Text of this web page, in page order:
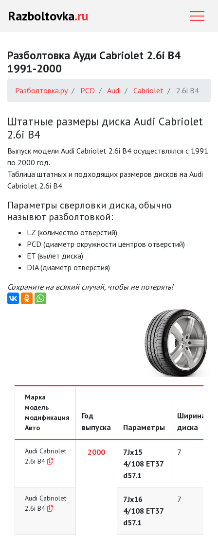
Razboltovka.ru
Разболтовка Ауди Cabriolet 2.6i B4
1991-2000
Разболтовка.ру PCD Audi Cabriolet 2.6i B4
Штатные размеры диска Audi Cabriolet
2.6i B4
Выпуск модели Audi Cabriolet 2.6i B4 осуществлялся с 1991
по 2000 год.
Таблица штатных и подходящих размеров дисков на Audi
Cabriolet 2.6i B4.
Параметры сверловки диска, обычно
назывют разболтовкой:
LZ (количество отверстий)
PCD (диаметр окружности центров отверстий)
ET (вылет диска)
DIA (диаметр отверстия)
Сохраните на всякий случай, чтобы не потерять!
Марка
модель
модификация
Авто
Год
выпуска
Параметры
Ширина
диска
Audi Cabriolet
2.6i B4
2000
7Jx15
4/108 ET37
d57.1
7
Audi Cabriolet
2.6i B4
7Jx16
4/108 ET37
d57.1
7